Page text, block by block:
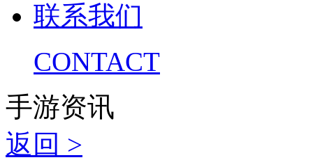
联系我们
CONTACT
手游资讯
返回 >